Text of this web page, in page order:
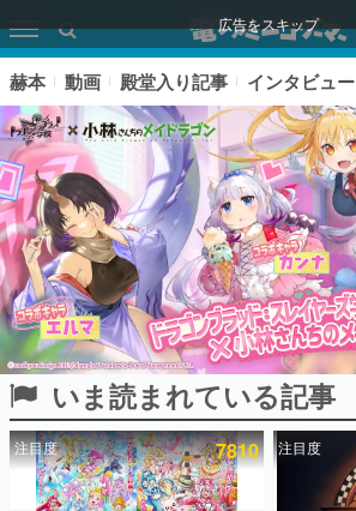
広告をスキップ
ピックアップ
電ファミのいま読まれている記事ランキング
赫本 動画 殿堂入り記事 インタビュー
いま読まれている記事
注目度 7810 注目度